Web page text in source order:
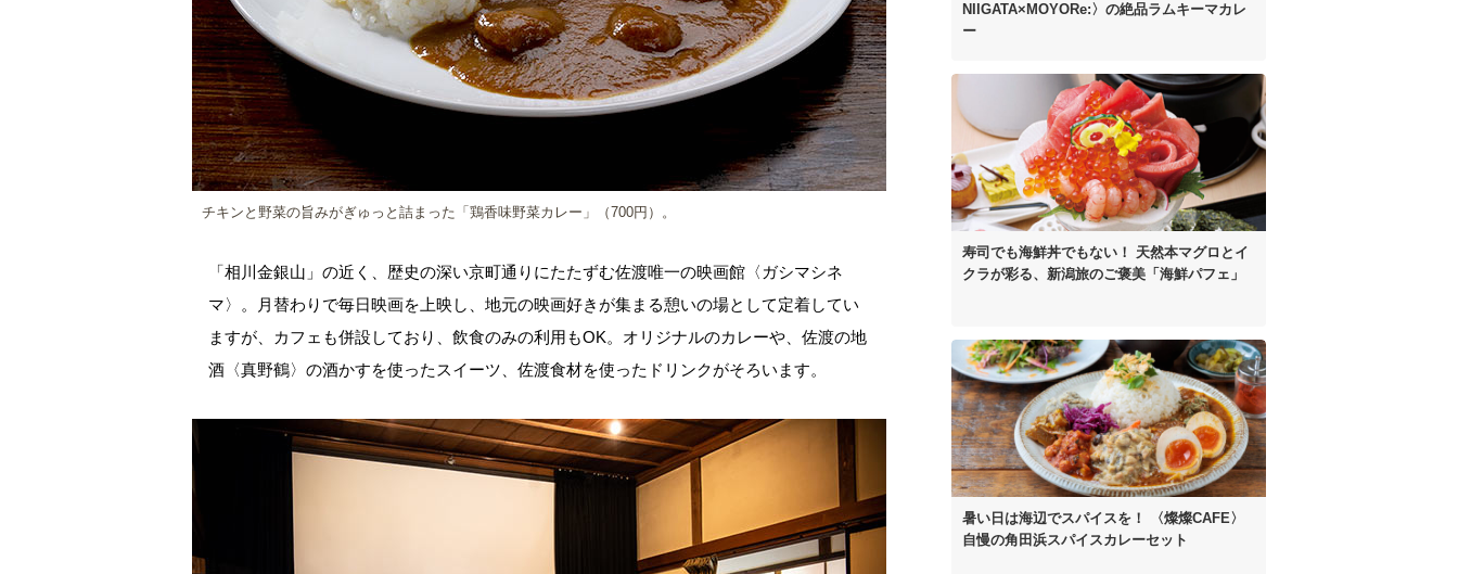
チキンと野菜の旨みがぎゅっと詰まった「鶏香味野菜カレー」（700円）。
「相川金銀山」の近く、歴史の深い京町通りにたたずむ佐渡唯一の映画館〈ガシマシネ
マ〉。月替わりで毎日映画を上映し、地元の映画好きが集まる憩いの場として定着してい
ますが、カフェも併設しており、飲食のみの利用もOK。オリジナルのカレーや、佐渡の地
酒〈真野鶴〉の酒かすを使ったスイーツ、佐渡食材を使ったドリンクがそろいます。
NIIGATA×MOYORe:〉の絶品ラムキーマカレ
ー
寿司でも海鮮丼でもない！ 天然本マグロとイ
クラが彩る、 新潟旅のご褒美「海鮮パフェ」
暑い日は海辺でスパイスを！
〈燦燦CAFE〉
自慢の角田浜スパイスカレーセット